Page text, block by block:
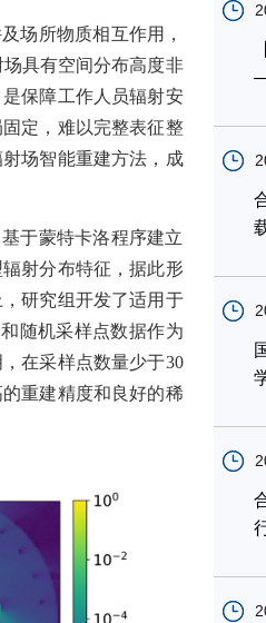
场所物质相互作用，
具有空间分布高度非
保障工作人员辐射安
定，难以完整表征整
场智能重建方法，成
于蒙特卡洛程序建立
射分布特征，据此形
研究组开发了适用于
随机采样点数据作为
在采样点数量少于30
重建精度和良好的稀